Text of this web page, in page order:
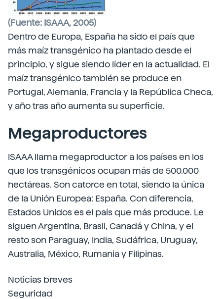
(Fuente: ISAAA, 2005)
Dentro de Europa, España ha sido el país que
más maíz transgénico ha plantado desde el
principio, y sigue siendo líder en la actualidad. El
maíz transgénico también se produce en
Portugal, Alemania, Francia y la República Checa,
y año tras año aumenta su superficie.
Megaproductores
ISAAA llama megaproductor a los países en los
que los transgénicos ocupan más de 500.000
hectáreas. Son catorce en total, siendo la única
de la Unión Europea: España. Con diferencia,
Estados Unidos es el país que más produce. Le
siguen Argentina, Brasil, Canadá y China, y el
resto son Paraguay, India, Sudáfrica, Uruguay,
Australia, México, Rumania y Filipinas.
Noticias breves
Seguridad